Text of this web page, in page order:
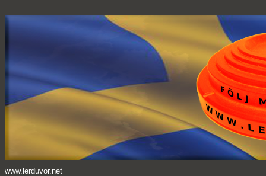
www.lerduvor.net